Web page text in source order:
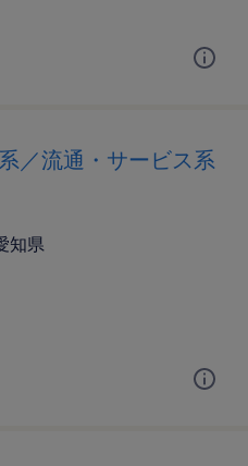
／流通・サービス系
知県